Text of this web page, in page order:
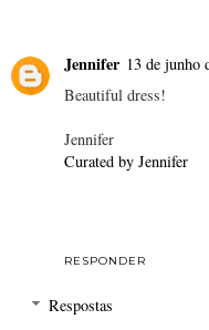
Jennifer 13 de junho
Beautiful dress!
Jennifer
Curated by Jennifer
RESPONDER
Respostas